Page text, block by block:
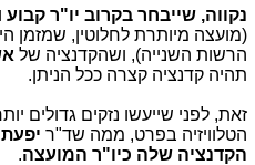
נקווה, שייבחר בקרוב יו"ר קבוע
(מועצה מיותרת לחלוטין, שמזמן
הרשות השנייה), ושהקדנציה של
תהיה קדנציה קצרה ככל הניתן.
זאת, לפני שייעשו נזקים גדולים
הטלוויזיה בפרט, ממה שד"ר
הקדנציה שלה כיו"ר המועצה.